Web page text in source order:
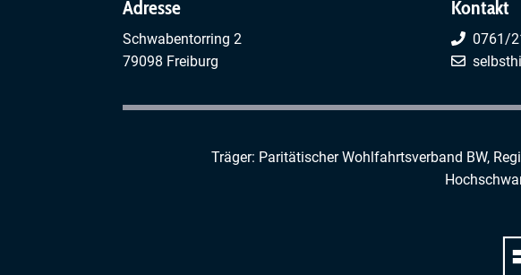
Adresse
Schwabentorring 2
79098 Freiburg
Kontakt
0761/
Träger: Paritätischer Wohlfahrtsverband BW,